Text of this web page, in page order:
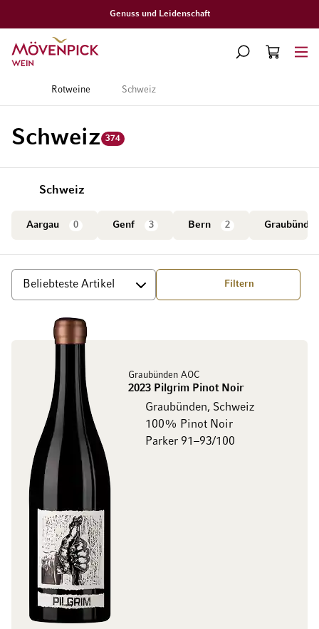
Genuss und Leidenschaft
Zur Startseite
SUCHE WARENKORB
Minicart
Rotweine Schweiz
Schweiz 374
Schweiz
Aargau 0 Genf 3 Bern 2
Filtern
Sortieren
Graubünden AOC
2023 Pilgrim Pinot Noir
Graubünden, Schweiz
100% Pinot Noir
Parker 91–93/100